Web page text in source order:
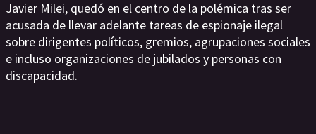
Javier Milei, quedó en el centro de la polémica tras ser
acusada de llevar adelante tareas de espionaje ilegal
sobre dirigentes políticos, gremios, agrupaciones sociales
e incluso organizaciones de jubilados y personas con
discapacidad.